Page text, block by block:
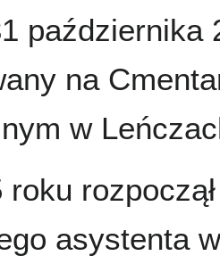
października
na
w
roku
asystenta